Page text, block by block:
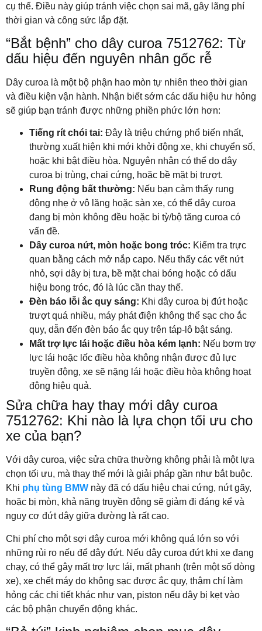
cụ thể. Điều này giúp tránh việc chọn sai mã, gây lãng phí
thời gian và công sức lắp đặt.
“Bắt bệnh” cho dây curoa 7512762: Từ
dấu hiệu đến nguyên nhân gốc rễ
Dây curoa là một bộ phận hao mòn tự nhiên theo thời gian
và điều kiện vận hành. Nhận biết sớm các dấu hiệu hư hỏng
sẽ giúp bạn tránh được những phiền phức lớn hơn:
Tiếng rít chói tai: Đây là triệu chứng phổ biến nhất,
thường xuất hiện khi mới khởi động xe, khi chuyển số,
hoặc khi bật điều hòa. Nguyên nhân có thể do dây
curoa bị trùng, chai cứng, hoặc bề mặt bị trượt.
Rung động bất thường: Nếu bạn cảm thấy rung
động nhẹ ở vô lăng hoặc sàn xe, có thể dây curoa
đang bị mòn không đều hoặc bi tỳ/bộ tăng curoa có
vấn đề.
Dây curoa nứt, mòn hoặc bong tróc: Kiểm tra trực
quan bằng cách mở nắp capo. Nếu thấy các vết nứt
nhỏ, sợi dây bị tưa, bề mặt chai bóng hoặc có dấu
hiệu bong tróc, đó là lúc cần thay thế.
Đèn báo lỗi ắc quy sáng: Khi dây curoa bị đứt hoặc
trượt quá nhiều, máy phát điện không thể sạc cho ắc
quy, dẫn đến đèn báo ắc quy trên táp-lô bật sáng.
Mất trợ lực lái hoặc điều hòa kém lạnh: Nếu bơm trợ
lực lái hoặc lốc điều hòa không nhận được đủ lực
truyền động, xe sẽ nặng lái hoặc điều hòa không hoạt
động hiệu quả.
Sửa chữa hay thay mới dây curoa
7512762: Khi nào là lựa chọn tối ưu cho
xe của bạn?
Với dây curoa, việc sửa chữa thường không phải là một lựa
chọn tối ưu, mà thay thế mới là giải pháp gần như bắt buộc.
Khi phụ tùng BMW này đã có dấu hiệu chai cứng, nứt gãy,
hoặc bị mòn, khả năng truyền động sẽ giảm đi đáng kể và
nguy cơ đứt dây giữa đường là rất cao.
Chi phí cho một sợi dây curoa mới không quá lớn so với
những rủi ro nếu để dây đứt. Nếu dây curoa đứt khi xe đang
chạy, có thể gây mất trợ lực lái, mất phanh (trên một số dòng
xe), xe chết máy do không sạc được ắc quy, thậm chí làm
hỏng các chi tiết khác như van, piston nếu dây bị kẹt vào
các bộ phận chuyển động khác.